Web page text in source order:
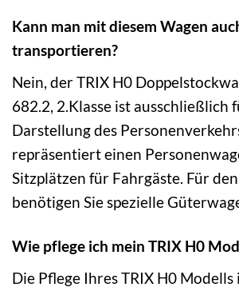
Kann man mit diesem Wagen
transportieren?
Nein, der TRIX H0
682.2, 2.Klasse ist ausschließlich
Darstellung des
repräsentiert einen
Sitzplätzen für Fahrgäste. Für
benötigen Sie spezielle
Wie pflege ich mein TRIX H0
Die Pflege Ihres TRIX H0 Modells